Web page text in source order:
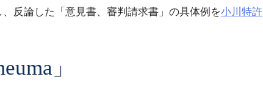
反論した「意見書、審判請求書」の具体例を小川特許
」